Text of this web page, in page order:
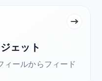
ェット
ィールからフィード